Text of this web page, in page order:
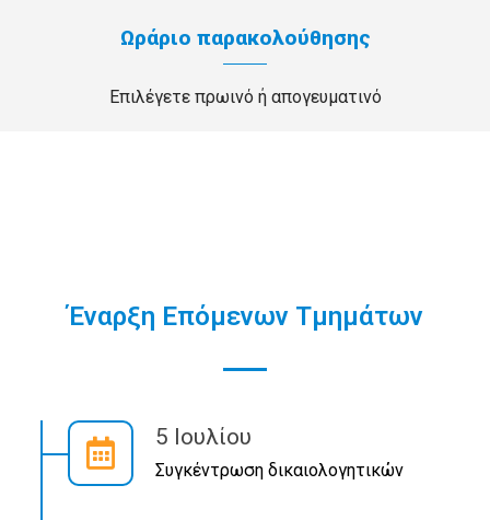
Ωράριο παρακολούθησης
Επιλέγετε πρωινό ή απογευματινό
Έναρξη Επόμενων Τμημάτων
5 Ιουλίου
Συγκέντρωση δικαιολογητικών